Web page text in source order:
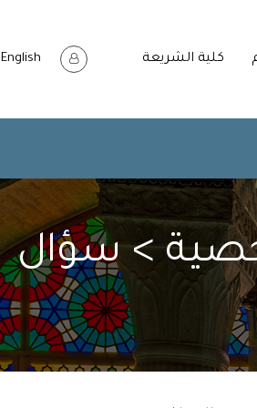
كلية الشريعة English
> سؤال